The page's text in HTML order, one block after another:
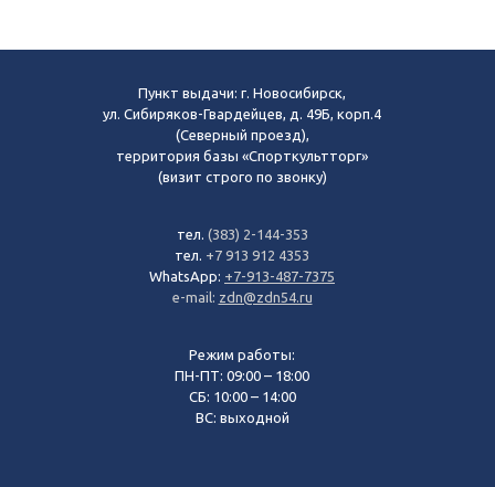
Пункт выдачи: г. Новосибирск,
ул. Сибиряков-Гвардейцев, д. 49Б, корп.4
(Северный проезд),
территория базы «Спорткультторг»
(визит строго по звонку)
тел. (383) 2-144-353
тел. +7 913 912 4353
WhatsApp: +7-913-487-7375
e-mail: zdn@zdn54.ru
Режим работы:
ПН-ПТ: 09:00 – 18:00
СБ: 10:00 – 14:00
ВС: выходной